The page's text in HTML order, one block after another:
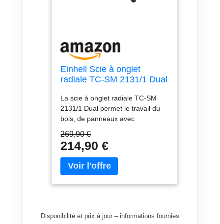
Einhell Scie à onglet
radiale TC-SM 2131/1 Dual
tour/min, système de
glissière intégré, avec lame
aux carbures de tungstène
et laser) VERSION KIT
avec Piètement Universel
La scie à onglet radiale TC-SM
2131/1 Dual permet le travail du
bois, de panneaux avec
revêtement et de matières
plastiques. La scie à onglet radiale
permet la réalisation de coupes
d’onglets nettes et la découpe
précise de longueurs Ce
Einhell et Einhell Expert La tête
inclinable à gauche et à droite en
269,90 €
214,90 €
Disponibilité et prix à jour – informations fournies